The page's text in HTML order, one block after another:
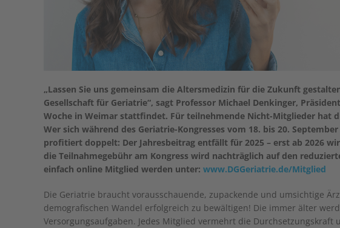
„Lassen Sie uns gemeinsam die Altersmedizin für die Zukunft
Gesellschaft für Geriatrie“, sagt Professor Michael Denkinger,
Woche in Weimar stattfindet. Für teilnehmende Nicht-Mitglieder hat
Wer sich während des Geriatrie-Kongresses vom 18. bis 20.
profitiert doppelt: Der Jahresbeitrag entfällt für 2025 – erst ab 2026
die Teilnahmegebühr am Kongress wird nachträglich auf den
einfach online Mitglied werden unter: www.DGGeriatrie.de/Mitglied
Die Geriatrie braucht vorausschauende, zupackende und umsichtige
demografischen Wandel erfolgreich zu bewältigen! Die immer älter
Versorgungsaufgaben. Jedes Mitglied vermehrt die Durchsetzungskraft